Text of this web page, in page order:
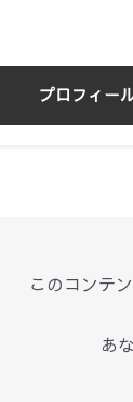
プロフィー
このコンテ
あ